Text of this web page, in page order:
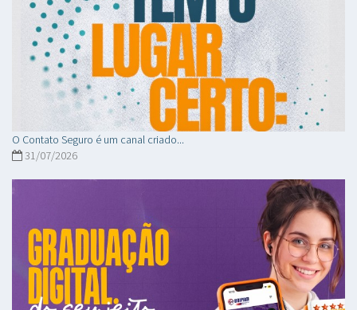
O Contato Seguro é um canal criado...
31/07/2026